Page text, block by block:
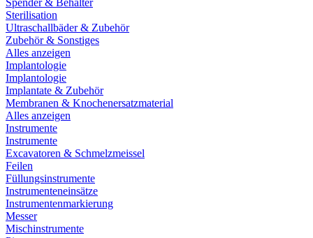
Spender & Behälter
Sterilisation
Ultraschallbäder & Zubehör
Zubehör & Sonstiges
Alles anzeigen
Implantologie
Implantologie
Implantate & Zubehör
Membranen & Knochenersatzmaterial
Alles anzeigen
Instrumente
Instrumente
Excavatoren & Schmelzmeissel
Feilen
Füllungsinstrumente
Instrumenteneinsätze
Instrumentenmarkierung
Messer
Mischinstrumente